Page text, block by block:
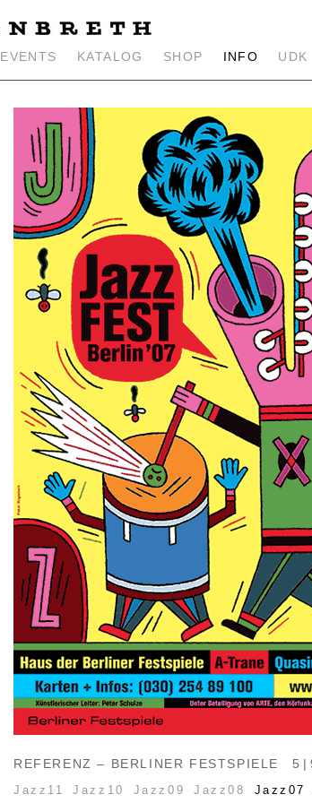
EVENTS KATALOG SHOP INFO UDK
REFERENZ – BERLINER FESTSPIELE 5 |
Jazz11 Jazz10 Jazz09 Jazz08 Jazz07